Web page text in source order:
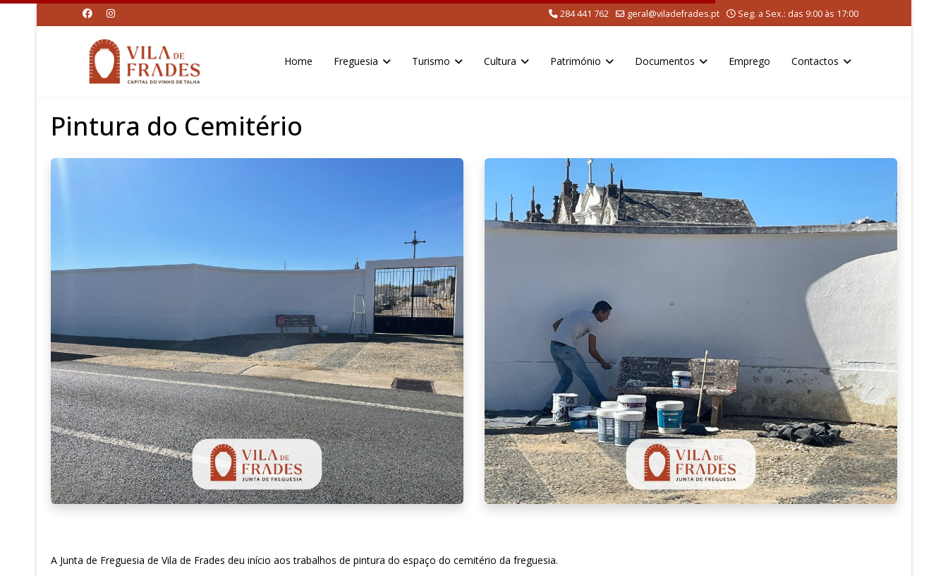
284 441 762 geral@viladefrades.pt Seg. a Sex.: das 9:00 às 17:00
Home Freguesia Turismo Cultura Património Documentos Emprego Contactos
Pintura do Cemitério
A Junta de Freguesia de Vila de Frades deu início aos trabalhos de pintura do espaço do cemitério da freguesia.